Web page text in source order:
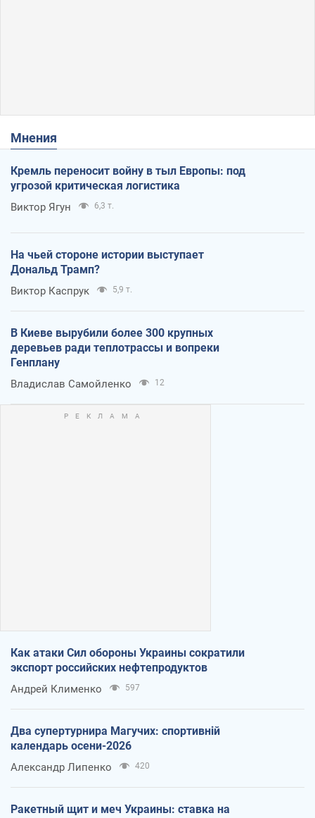
Мнения
Кремль переносит войну в тыл Европы: под
угрозой критическая логистика
Виктор Ягун 6,3 т.
На чьей стороне истории выступает
Дональд Трамп?
Виктор Каспрук 5,9 т.
В Киеве вырубили более 300 крупных
деревьев ради теплотрассы и вопреки
Генплану
Владислав Самойленко 12
Как атаки Сил обороны Украины сократили
экспорт российских нефтепродуктов
Андрей Клименко 597
Два супертурнира Магучих: спортивній
календарь осени-2026
Александр Липенко 420
Ракетный щит и меч Украины: ставка на